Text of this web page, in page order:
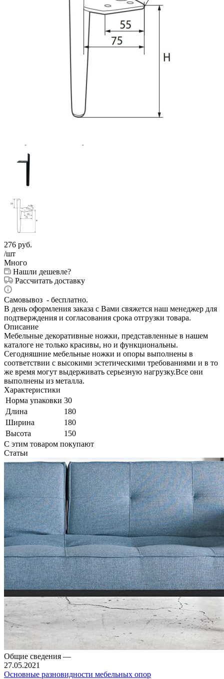
276 руб.
/шт
Много
Нашли дешевле?
Рассчитать доставку
Самовывоз - бесплатно.
В день оформления заказа с Вами свяжется наш менеджер для
подтверждения и согласования срока отгрузки товара.
Описание
Мебельные декоративные ножки, представленные в нашем
каталоге не только красивы, но и функциональны.
Сегодняшние мебельные ножки и опоры выполнены в
соответствии с высокими эстетическими требованиями и в то
же время могут выдерживать серьезную нагрузку.Все они
выполнены из металла.
Характеристики
Норма упаковки 30
Длина
180
Ширина
180
Высота
150
С этим товаром покупают
Статьи
Общие сведения —
27.05.2021
Основные разновидности мебельных опор